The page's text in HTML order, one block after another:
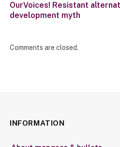
OurVoices! Resistant
development myth
Comments are closed.
INFORMATION